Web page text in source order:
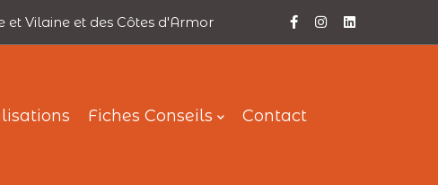
Vilaine et des Côtes d'Armor
Fiches Conseils Contact